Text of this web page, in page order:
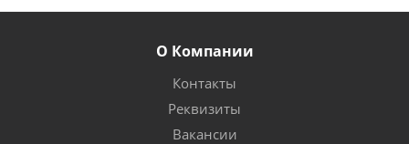
О Компании
Контакты
Реквизиты
Вакансии